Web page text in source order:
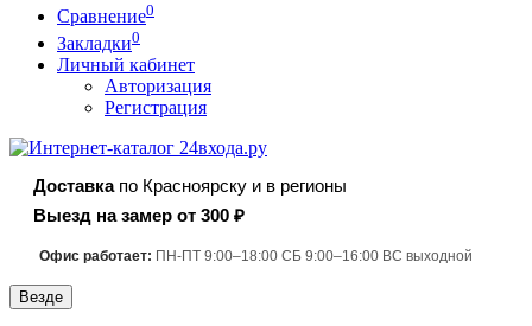
Сравнение0
Закладки0
Личный кабинет
Авторизация
Регистрация
Доставкапо Красноярску и в регионы
Выезд на замер от 300 ₽
Офис работает: ПН-ПТ 9:00–18:00 СБ 9:00–16:00 ВС выходной
Везде